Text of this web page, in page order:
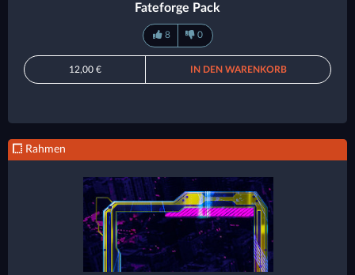
Fateforge Pack
8 0
12,00 € IN DEN WARENKORB
Rahmen